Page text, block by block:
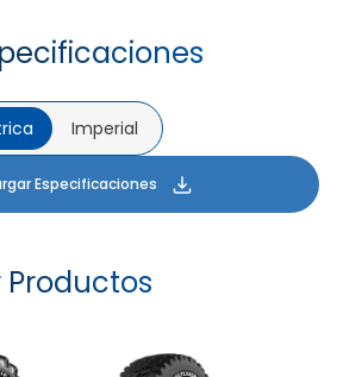
Imperial
Especificaciones
Productos